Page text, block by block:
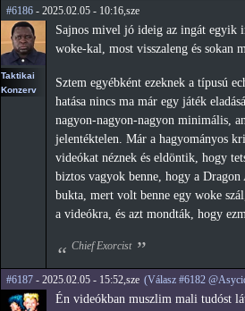
#6186 - 2025.02.05 - 10:16,sze
Taktikai
Konzerv
Sajnos mivel jó ideig az ingát egyik
woke-kal, most visszaleng és sokan
Sztem egyébként ezeknek a típusú
hatása nincs ma már egy játék
nagyon-nagyon-nagyon minimális,
jelentéktelen. Már a hagyományos
videókat néznek és eldöntik, hogy
biztos vagyok benne, hogy a
bukta, mert volt benne egy woke
a videókra, és azt mondták, hogy
Chief Exorcist
#6187 - 2025.02.05 - 15:52,sze (Válasz #6182
Én videókban muszlim mali tudóst